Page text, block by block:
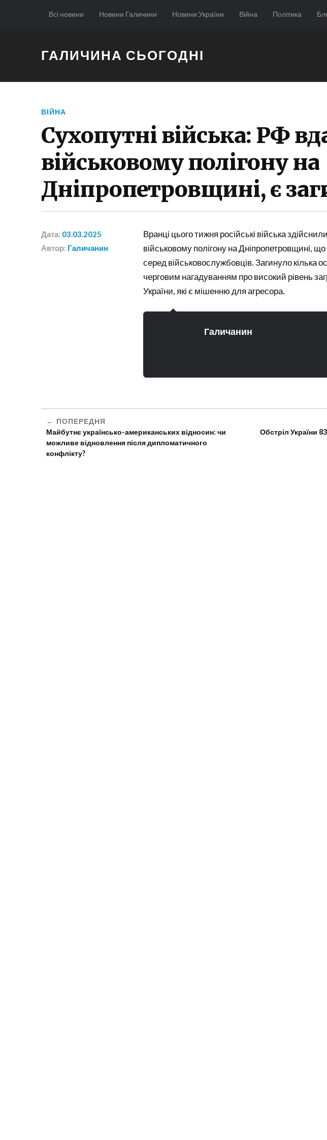
Всі новини Новини Галичини Новини України Війна Політика
ГАЛИЧИНА СЬОГОДНІ
ВІЙНА
Сухопутні війська: РФ
військовому полігону на
Дніпропетровщині, є
Дата: 03.03.2025
Автор: Галичанин
Вранці цього тижня російські війська
військовому полігону на Дніпропетровщині,
серед військовослужбовців. Загинуло кілька
черговим нагадуванням про високий рівень
України, які є мішенню для агресора.
Галичанин
ПОПЕРЕДНЯ
Майбутнє українсько-американських відносин: чи
можливе відновлення після дипломатичного
конфлікту?
Обстріл України